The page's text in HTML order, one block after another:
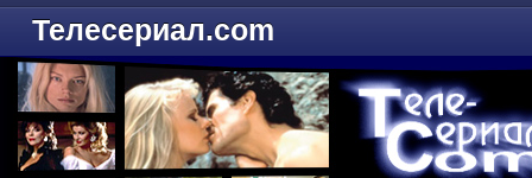
Телесериал.com